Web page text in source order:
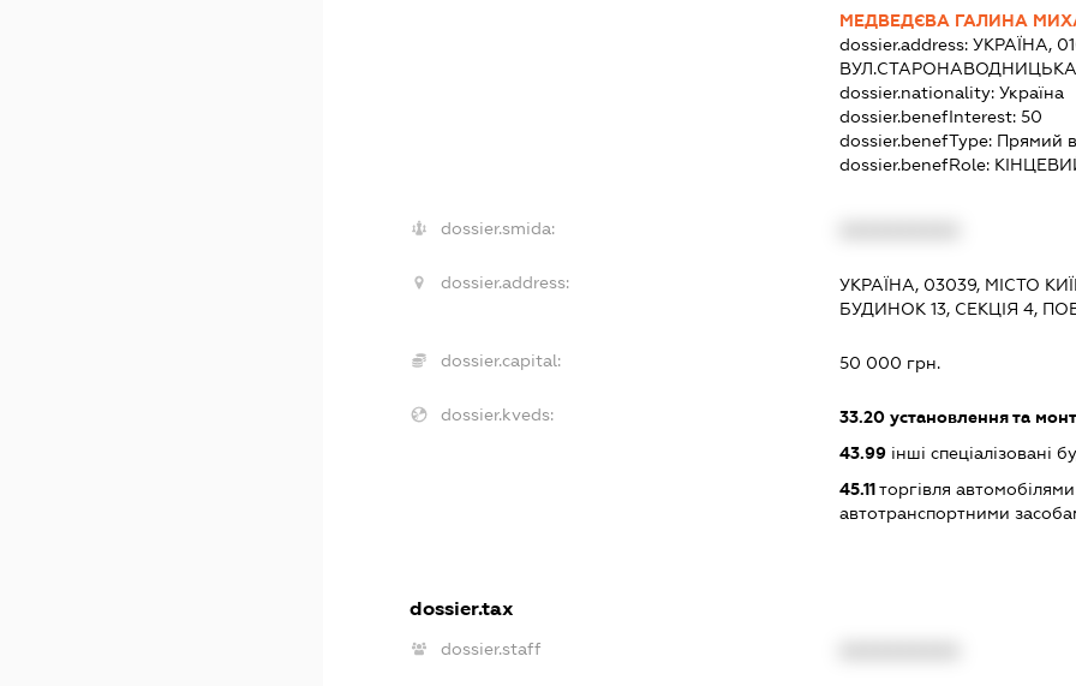
МЕДВЕДЄВА ГАЛИНА
dossier.address:УКРАЇНА,
dossier.nationality:Україна
dossier.benefInterest:50
dossier.benefType: Прямий
dossier.benefRole:
dossier.smida:
dossier.address:
УКРАЇНА, 03039, МІСТО
БУДИНОК 13, СЕКЦІЯ 4,
dossier.capital: 50 000 грн.
dossier.kveds: 33.20 установлення та
43.99 інші спеціалізовані
45.11торгівля
автотранспортними
dossier.tax
dossier.staff